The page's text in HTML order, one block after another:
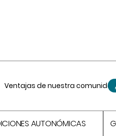
Ventajas de nuestra
AUTONÓMICAS